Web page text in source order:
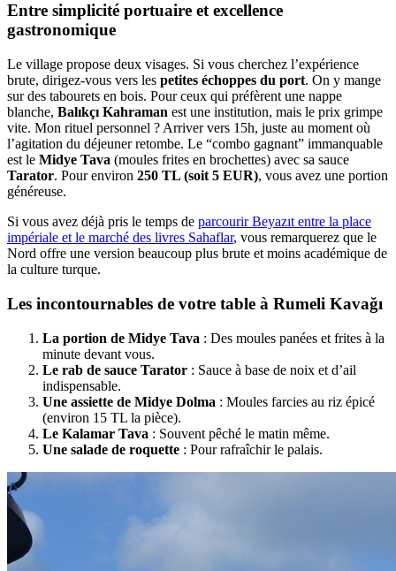
Entre simplicité portuaire et excellence
gastronomique
Le village propose deux visages. Si vous cherchez l’expérience
brute, dirigez-vous vers les petites échoppes du port. On y mange
sur des tabourets en bois. Pour ceux qui préfèrent une nappe
blanche, Balıkçı Kahraman est une institution, mais le prix grimpe
vite. Mon rituel personnel ? Arriver vers 15h, juste au moment où
l’agitation du déjeuner retombe. Le “combo gagnant” immanquable
est le Midye Tava (moules frites en brochettes) avec sa sauce
Tarator. Pour environ 250 TL (soit 5 EUR), vous avez une portion
généreuse.
Si vous avez déjà pris le temps de parcourir Beyazıt entre la place
impériale et le marché des livres Sahaflar, vous remarquerez que le
Nord offre une version beaucoup plus brute et moins académique de
la culture turque.
Les incontournables de votre table à Rumeli Kavağı
La portion de Midye Tava : Des moules panées et frites à la
minute devant vous.
Le rab de sauce Tarator : Sauce à base de noix et d’ail
indispensable.
Une assiette de Midye Dolma : Moules farcies au riz épicé
(environ 15 TL la pièce).
Le Kalamar Tava : Souvent pêché le matin même.
Une salade de roquette : Pour rafraîchir le palais.